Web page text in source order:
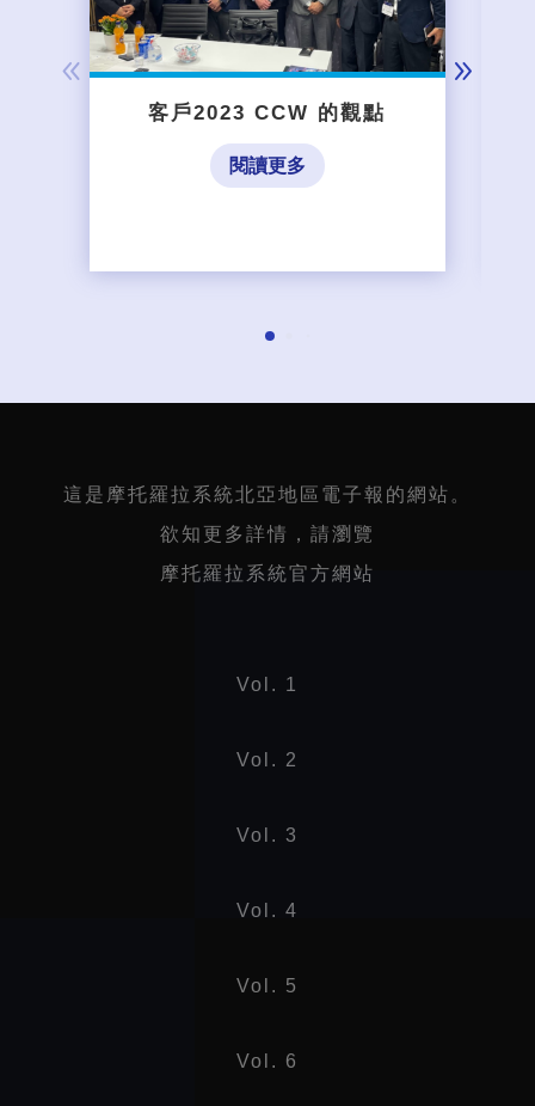
客戶2023 CCW 的觀點
閱讀更多
這是摩托羅拉系統北亞地區電子報的網站。
欲知更多詳情，請瀏覽
摩托羅拉系統官方網站
Vol. 1
Vol. 2
Vol. 3
Vol. 4
Vol. 5
Vol. 6